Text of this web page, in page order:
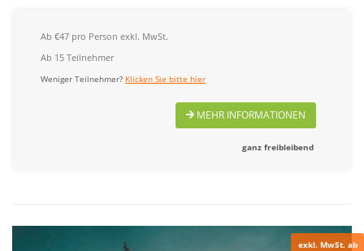
Ab €47 pro Person exkl. MwSt.
Ab 15 Teilnehmer
Weniger Teilnehmer? Klicken Sie bitte hier
MEHR INFORMATIONEN
ganz freibleibend
exkl. MwSt. ab